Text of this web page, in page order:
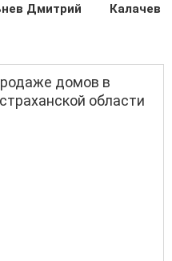
Дмитрий Калачев
домов в
области